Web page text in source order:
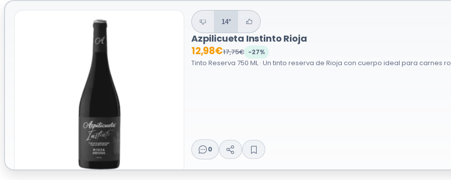
14°
Azpilicueta Instinto Rioja
12,98€17,75€ -27%
Tinto Reserva 750 ML · Un tinto reserva de Rioja con cuerpo ideal para carnes
0